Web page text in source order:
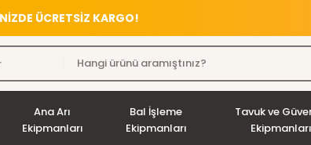
ÜCRETSİZ KARGO!
Ana Arı
Ekipmanları
Bal İşleme
Ekipmanları
Tavuk ve
Ekipmanları